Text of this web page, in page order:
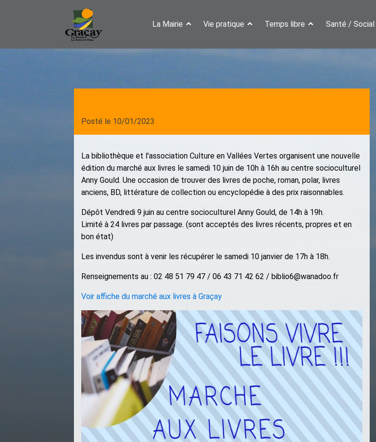
La Mairie Vie pratique Temps libre Santé / Social
Posté le 10/01/2023
La bibliothèque et l'association Culture en Vallées Vertes organisent une nouvelle
édition du marché aux livres le samedi 10 juin de 10h à 16h au centre socioculturel
Anny Gould. Une occasion de trouver des livres de poche, roman, polar, livres
anciens, BD, littérature de collection ou encyclopédie à des prix raisonnables.
Dépôt Vendredi 9 juin au centre socioculturel Anny Gould, de 14h à 19h.
Limité à 24 livres par passage. (sont acceptés des livres récents, propres et en
bon état)
Les invendus sont à venir les récupérer le samedi 10 janvier de 17h à 18h.
Renseignements au : 02 48 51 79 47 / 06 43 71 42 62 / biblio6@wanadoo.fr
Voir affiche du marché aux livres à Graçay